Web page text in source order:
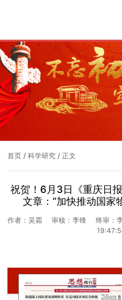
首页 / 科学研究 / 正文
祝贺！6月3日《重庆日
文章：“加快推动国家
作者：吴霜 审核：李锋 终审：